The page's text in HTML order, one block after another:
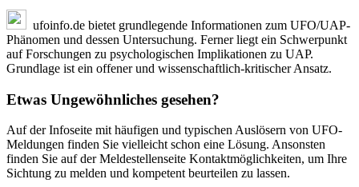
ufoinfo.de bietet grundlegende Informationen zum UFO/UAP-
Phänomen und dessen Untersuchung. Ferner liegt ein Schwerpunkt
auf Forschungen zu psychologischen Implikationen zu UAP.
Grundlage ist ein offener und wissenschaftlich-kritischer Ansatz.
Etwas Ungewöhnliches gesehen?
Auf der Infoseite mit häufigen und typischen Auslösern von UFO-
Meldungen finden Sie vielleicht schon eine Lösung. Ansonsten
finden Sie auf der Meldestellenseite Kontaktmöglichkeiten, um Ihre
Sichtung zu melden und kompetent beurteilen zu lassen.